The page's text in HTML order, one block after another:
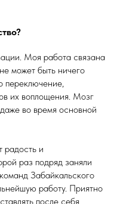
Моя работа связана
может быть ничего
переключение,
их воплощения. Мозг
во время основной
радость и
раз подряд заняли
Забайкальского
работу. Приятно
после себя